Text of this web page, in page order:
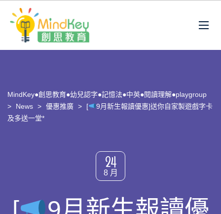
MindKey●創思教育●幼兒認字●記憶法●中英●閱讀理解●playgroup
>
News > 優惠推廣 > [
9月新生報讀優惠]送你自家製遊戲字卡
及多送一堂*
24
8 月